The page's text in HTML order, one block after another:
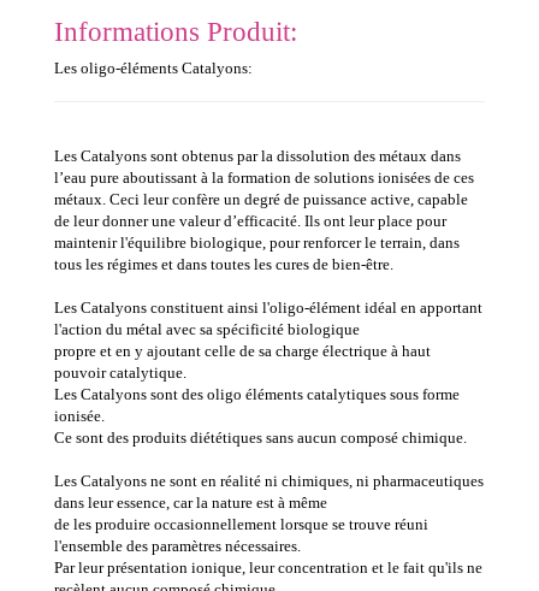
Informations Produit:
Les oligo-éléments Catalyons:
Les Catalyons sont obtenus par la dissolution des métaux dans
l’eau pure aboutissant à la formation de solutions ionisées de ces
métaux. Ceci leur confère un degré de puissance active, capable
de leur donner une valeur d’efficacité. Ils ont leur place pour
maintenir l'équilibre biologique, pour renforcer le terrain, dans
tous les régimes et dans toutes les cures de bien-être.
Les Catalyons constituent ainsi l'oligo-élément idéal en apportant
l'action du métal avec sa spécificité biologique
propre et en y ajoutant celle de sa charge électrique à haut
pouvoir catalytique.
Les Catalyons sont des oligo éléments catalytiques sous forme
ionisée.
Ce sont des produits diététiques sans aucun composé chimique.
Les Catalyons ne sont en réalité ni chimiques, ni pharmaceutiques
dans leur essence, car la nature est à même
de les produire occasionnellement lorsque se trouve réuni
l'ensemble des paramètres nécessaires.
Par leur présentation ionique, leur concentration et le fait qu'ils ne